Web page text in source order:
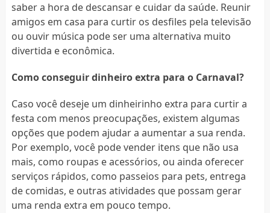
saber a hora de descansar e cuidar da saúde. Reunir
amigos em casa para curtir os desfiles pela televisão
ou ouvir música pode ser uma alternativa muito
divertida e econômica.
Como conseguir dinheiro extra para o Carnaval?
Caso você deseje um dinheirinho extra para curtir a
festa com menos preocupações, existem algumas
opções que podem ajudar a aumentar a sua renda.
Por exemplo, você pode vender itens que não usa
mais, como roupas e acessórios, ou ainda oferecer
serviços rápidos, como passeios para pets, entrega
de comidas, e outras atividades que possam gerar
uma renda extra em pouco tempo.